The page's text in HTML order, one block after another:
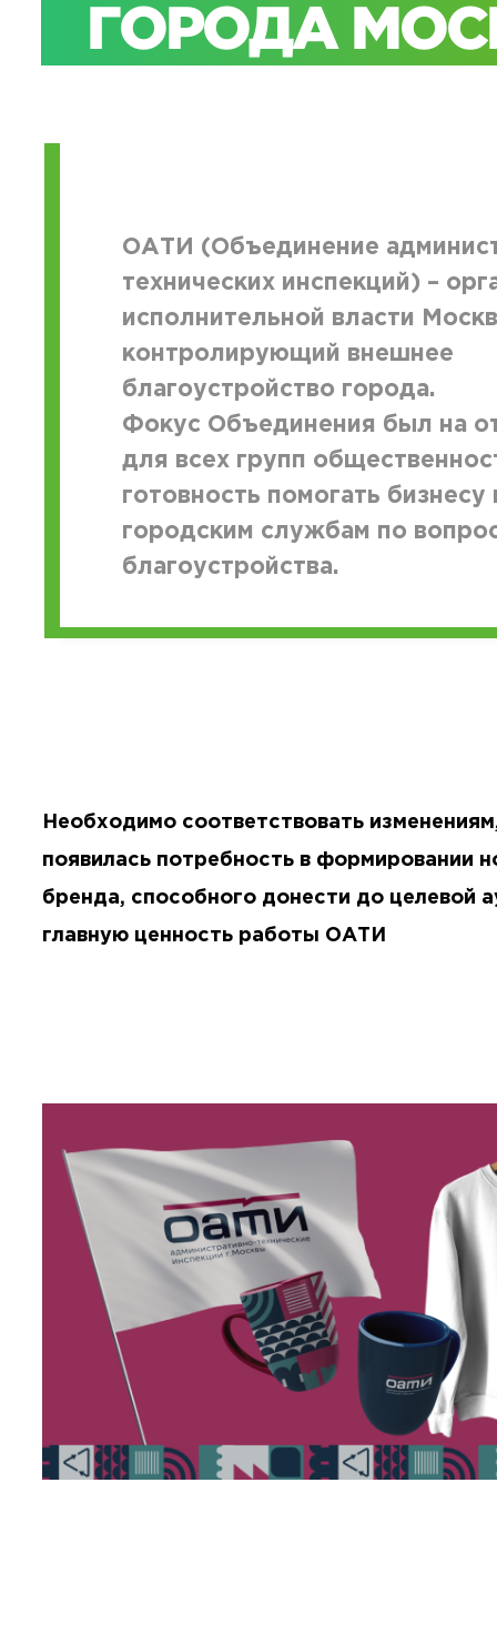
ГОРОДА
ОАТИ (Объединение
технических инспекций) –
исполнительной власти
контролирующий внешнее
благоустройство города.
Фокус Объединения был на
для всех групп
готовность помогать бизнесу
городским службам по
благоустройства.
Необходимо соответствовать
появилась потребность в формировании
бренда, способного донести до целевой
главную ценность работы ОАТИ